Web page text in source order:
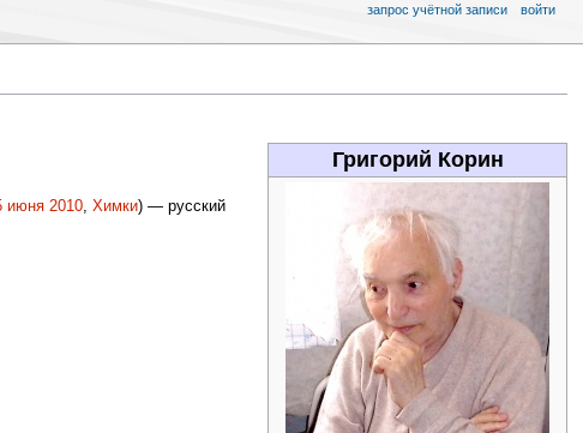
Григорий Корин
июня 2010, Химки) — русский
запрос учётной записи войти